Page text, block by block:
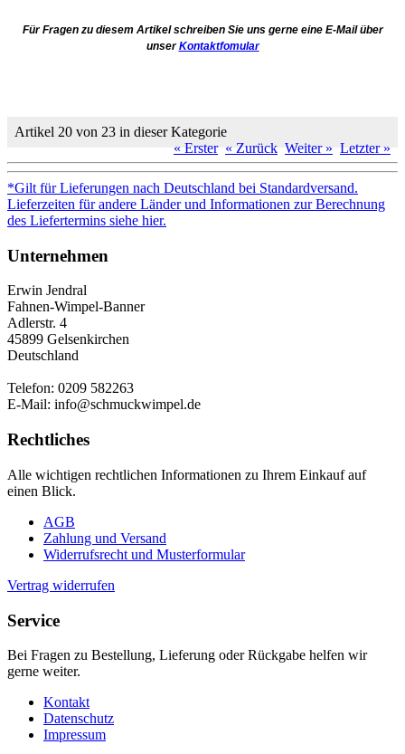
Für Fragen zu diesem Artikel schreiben Sie uns gerne eine E-Mail über
unserKontaktfomular
Artikel 20 von 23 in dieser Kategorie
« Erster « Zurück Weiter » Letzter »
*Gilt für Lieferungen nach Deutschland bei Standardversand.
Lieferzeiten für andere Länder und Informationen zur Berechnung
des Liefertermins siehe hier.
Unternehmen
Erwin Jendral
Fahnen-Wimpel-Banner
Adlerstr. 4
45899 Gelsenkirchen
Deutschland
Telefon: 0209 582263
E-Mail: info@schmuckwimpel.de
Rechtliches
Alle wichtigen rechtlichen Informationen zu Ihrem Einkauf auf
einen Blick.
AGB
Zahlung und Versand
Widerrufsrecht und Musterformular
Vertrag widerrufen
Service
Bei Fragen zu Bestellung, Lieferung oder Rückgabe helfen wir
gerne weiter.
Kontakt
Datenschutz
Impressum